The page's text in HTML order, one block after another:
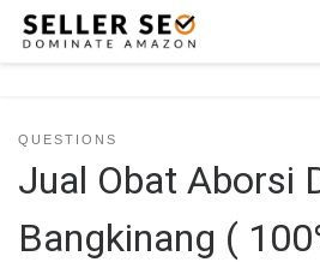
Skip to content
QUESTIONS
Jual Obat Aborsi
Bangkinang (